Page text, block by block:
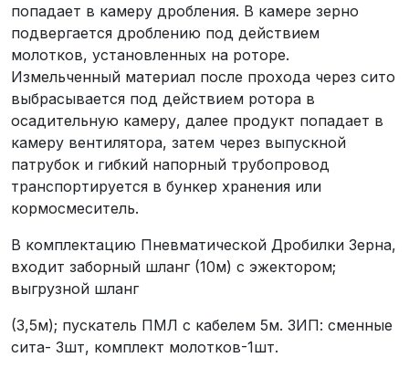
попадает в камеру дробления. В камере зерно
подвергается дроблению под действием
молотков, установленных на роторе.
Измельченный материал после прохода через сито
выбрасывается под действием ротора в
осадительную камеру, далее продукт попадает в
камеру вентилятора, затем через выпускной
патрубок и гибкий напорный трубопровод
транспортируется в бункер хранения или
кормосмеситель.
В комплектацию Пневматической Дробилки Зерна,
входит заборный шланг (10м) с эжектором;
выгрузной шланг
(3,5м); пускатель ПМЛ с кабелем 5м. ЗИП: сменные
сита- 3шт, комплект молотков-1шт.